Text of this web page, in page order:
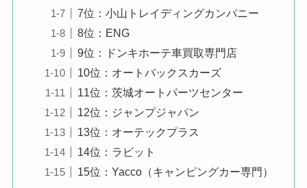
7位：小山トレイディングカンパニー
8位：ENG
9位：ドンキホーテ車買取専門店
10位：オートバックスカーズ
11位：茨城オートパーツセンター
12位：ジャンプジャパン
13位：オーテックプラス
14位：ラビット
15位：Yacco（キャンピングカー専門）